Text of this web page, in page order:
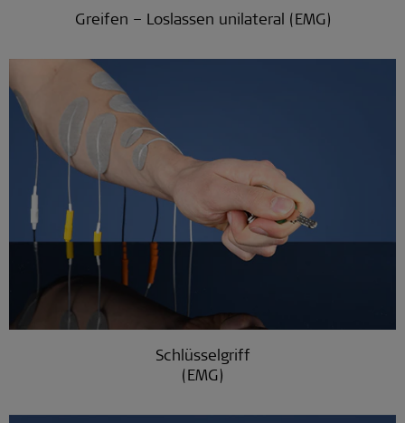
Greifen – Loslassen unilateral (EMG)
Schlüsselgriff
(EMG)